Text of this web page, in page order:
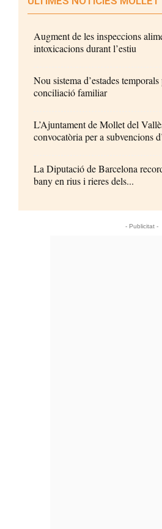
Augment de les inspeccions
intoxicacions durant l’estiu
Nou sistema d’estades
conciliació familiar
L’Ajuntament de Mollet del
convocatòria per a subvencions
La Diputació de Barcelona
bany en rius i rieres dels...
- Publicitat -